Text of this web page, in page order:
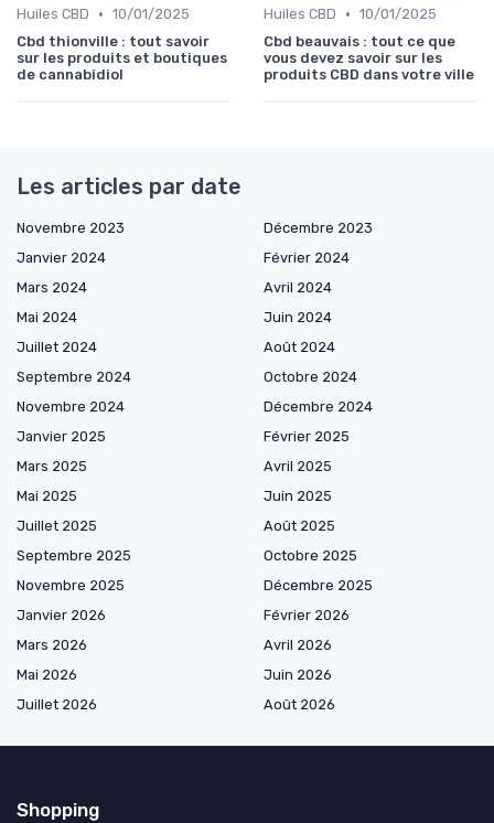
Huiles CBD • 10/01/2025
Cbd thionville : tout savoir
sur les produits et boutiques
de cannabidiol
Huiles CBD • 10/01/2025
Cbd beauvais : tout ce que
vous devez savoir sur les
produits CBD dans votre ville
Les articles par date
Novembre 2023
Décembre 2023
Janvier 2024
Février 2024
Mars 2024
Avril 2024
Mai 2024
Juin 2024
Juillet 2024
Août 2024
Septembre 2024
Octobre 2024
Novembre 2024
Décembre 2024
Janvier 2025
Février 2025
Mars 2025
Avril 2025
Mai 2025
Juin 2025
Juillet 2025
Août 2025
Septembre 2025
Octobre 2025
Novembre 2025
Décembre 2025
Janvier 2026
Février 2026
Mars 2026
Avril 2026
Mai 2026
Juin 2026
Juillet 2026
Août 2026
Shopping